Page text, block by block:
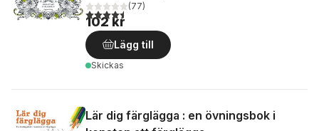
4,5utav 5 stjärnor. Totalt antal röster:
(77)
102 kr
Lägg till
Skickas
Lär dig färglägga : en övningsbok i